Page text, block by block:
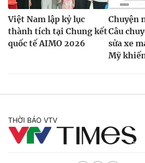
Việt Nam lập kỷ lục
thành tích tại Chung kết
quốc tế AIMO 2026
Chuyện
Câu
sửa xe
Mỹ
THỜI BÁO VTV